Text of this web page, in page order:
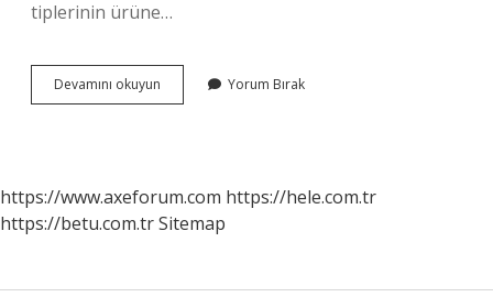
tiplerinin ürüne…
Devamını okuyun
Ayakçı
Yorum Bırak
https://www.axeforum.com https://hele.com.tr
https://betu.com.trSitemap